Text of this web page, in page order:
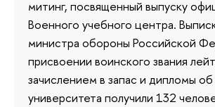
митинг, посвященный выпуску
Военного учебного центра.
министра обороны Российской
присвоении воинского звания
зачислением в запас и дипломы
университета получили 132